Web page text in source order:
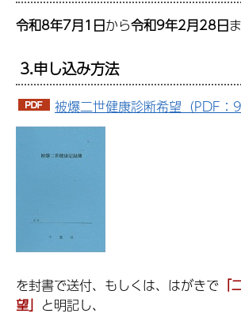
令和8年7月1日から令和9年2月28日
3.申し込み方法
被爆二世健康診断希望（PDF：
を封書で送付、もしくは、はがきで
望」 と明記し、